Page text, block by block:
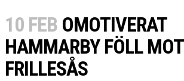
10 FEB OMOTIVERAT
HAMMARBY FÖLL MOT
FRILLESÅS